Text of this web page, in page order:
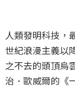
人類發明科技，
世紀浪漫主義以
之不去的頭頂烏
治．歐威爾的《